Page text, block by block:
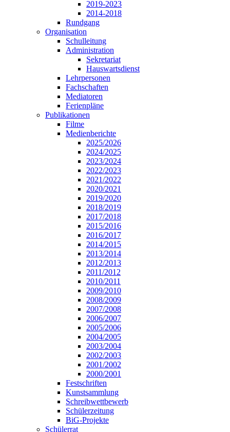
2019-2023
2014-2018
Rundgang
Organisation
Schulleitung
Administration
Sekretariat
Hauswartsdienst
Lehrpersonen
Fachschaften
Mediatoren
Ferienpläne
Publikationen
Filme
Medienberichte
2025/2026
2024/2025
2023/2024
2022/2023
2021/2022
2020/2021
2019/2020
2018/2019
2017/2018
2015/2016
2016/2017
2014/2015
2013/2014
2012/2013
2011/2012
2010/2011
2009/2010
2008/2009
2007/2008
2006/2007
2005/2006
2004/2005
2003/2004
2002/2003
2001/2002
2000/2001
Festschriften
Kunstsammlung
Schreibwettbewerb
Schülerzeitung
BiG-Projekte
Schülerrat